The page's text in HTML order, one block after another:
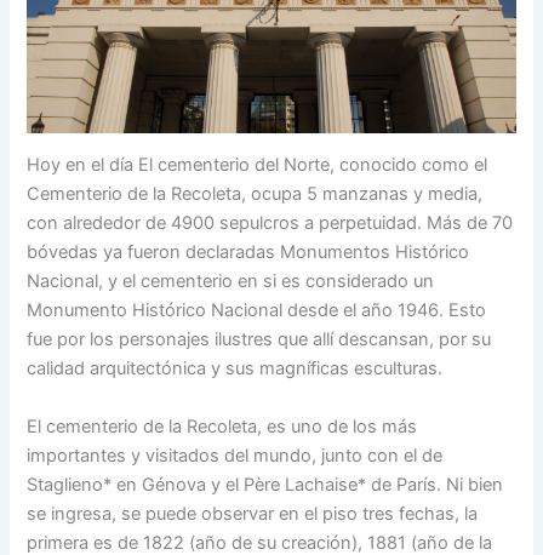
Hoy en el día El cementerio del Norte, conocido como el
Cementerio de la Recoleta, ocupa 5 manzanas y media,
con alrededor de 4900 sepulcros a perpetuidad. Más de 70
bóvedas ya fueron declaradas Monumentos Histórico
Nacional, y el cementerio en si es considerado un
Monumento Histórico Nacional desde el año 1946. Esto
fue por los personajes ilustres que allí descansan, por su
calidad arquitectónica y sus magníficas esculturas.
El cementerio de la Recoleta, es uno de los más
importantes y visitados del mundo, junto con el de
Staglieno* en Génova y el Père Lachaise* de París. Ni bien
se ingresa, se puede observar en el piso tres fechas, la
primera es de 1822 (año de su creación), 1881 (año de la